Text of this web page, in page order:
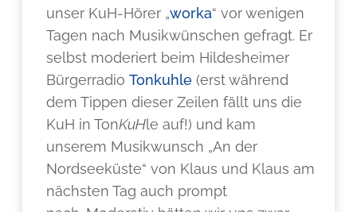
unser KuH-Hörer „worka“ vor wenigen
Tagen nach Musikwünschen gefragt. Er
selbst moderiert beim Hildesheimer
BürgerradioTonkuhle (erst während
dem Tippen dieser Zeilen fällt uns die
KuH in TonKuHle auf!) und kam
unserem Musikwunsch „An der
Nordseeküste“ von Klaus und Klaus am
nächsten Tag auch prompt